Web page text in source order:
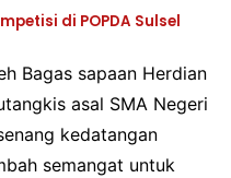
di POPDA Sulsel
Bagas sapaan Herdian
asal SMA Negeri
kedatangan
semangat untuk